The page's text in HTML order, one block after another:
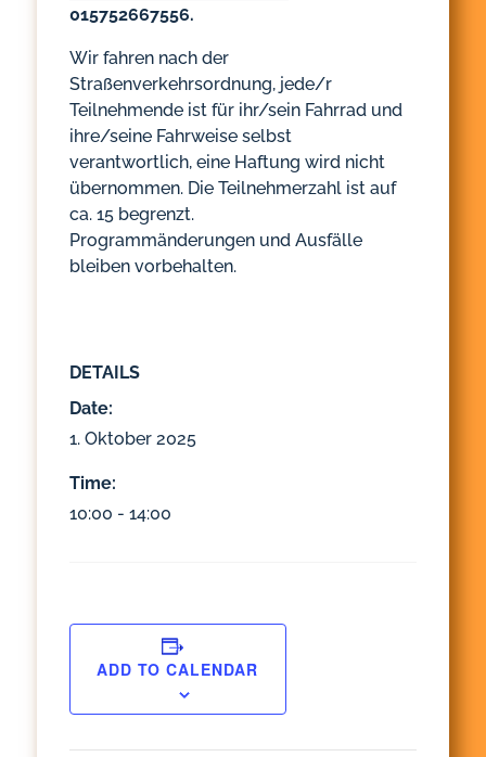
015752667556.
Wir fahren nach der
Straßenverkehrsordnung, jede/r
Teilnehmende ist für ihr/sein Fahrrad und
ihre/seine Fahrweise selbst
verantwortlich, eine Haftung wird nicht
übernommen. Die Teilnehmerzahl ist auf
ca. 15 begrenzt.
Programmänderungen und Ausfälle
bleiben vorbehalten.
DETAILS
Date:
1. Oktober 2025
Time:
10:00 - 14:00
ADD TO CALENDAR